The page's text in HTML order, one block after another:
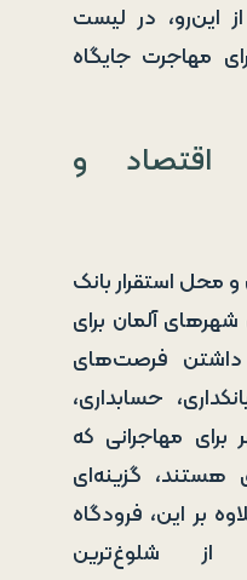
این‌رو، در لیست
مهاجرت جایگاه
اقتصاد و
و محل استقرار بانک
شهرهای آلمان برای
فرصت‌های
حسابداری،
مهاجرانی که
هستند، گزینه‌ای
بر این، فرودگاه
از شلوغ‌ترین